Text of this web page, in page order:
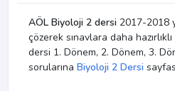
AÖL Biyoloji 2 dersi 2017-2018
çözerek sınavlara daha
dersi 1. Dönem, 2. Dönem, 3.
sorularına Biyoloji 2 Dersi